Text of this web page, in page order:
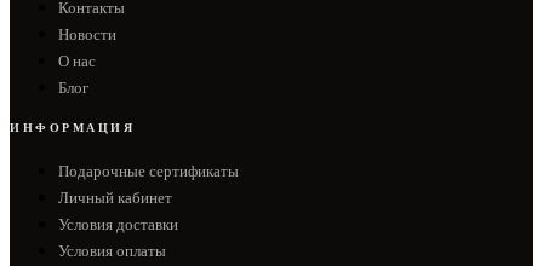
Контакты
Новости
О нас
Блог
ИНФОРМАЦИЯ
Подарочные сертификаты
Личный кабинет
Условия доставки
Условия оплаты